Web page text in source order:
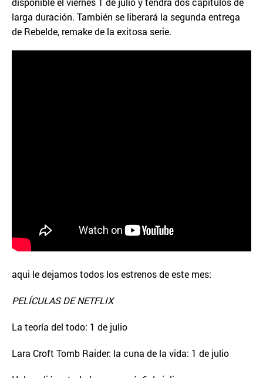
larga duración. También se liberará la segunda entrega
de Rebelde, remake de la exitosa serie.
aqui le dejamos todos los estrenos de este mes:
PELÍCULAS DE NETFLIX
La teoría del todo: 1 de julio
Lara Croft Tomb Raider: la cuna de la vida: 1 de julio